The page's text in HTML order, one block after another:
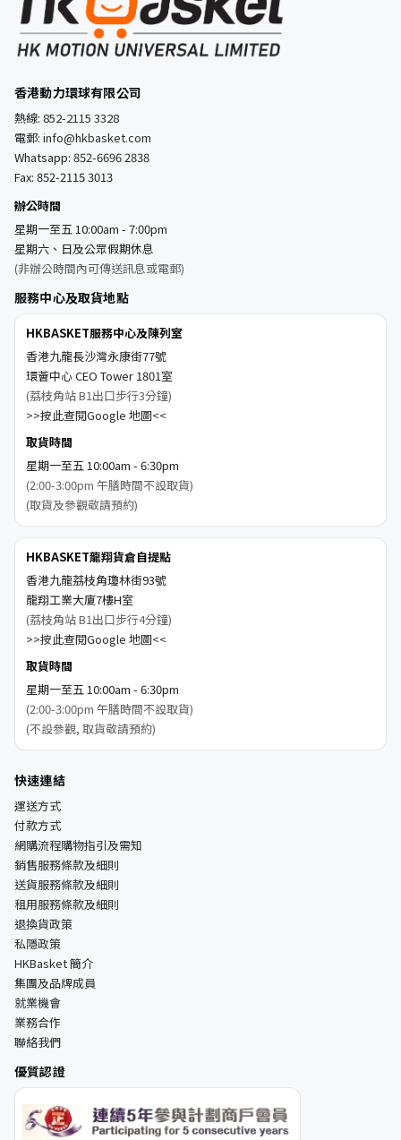
香港動力環球有限公司
熱線: 852-2115 3328
電郵: info@hkbasket.com
Whatsapp: 852-6696 2838
Fax: 852-2115 3013
辦公時間
星期一至五 10:00am - 7:00pm
星期六、日及公眾假期休息
(非辦公時間內可傳送訊息或電郵)
服務中心及取貨地點
HKBASKET服務中心及陳列室
香港九龍長沙灣永康街77號
環薈中心 CEO Tower 1801室
(荔枝角站 B1出口步行3分鐘)
>>按此查閱Google 地圖<<
取貨時間
星期一至五 10:00am - 6:30pm
(2:00-3:00pm 午膳時間不設取貨)
(取貨及參觀敬請預約)
HKBASKET龍翔貨倉自提點
香港九龍荔枝角瓊林街93號
龍翔工業大廈7樓H室
(荔枝角站 B1出口步行4分鐘)
>>按此查閱Google 地圖<<
取貨時間
星期一至五 10:00am - 6:30pm
(2:00-3:00pm 午膳時間不設取貨)
(不設參觀, 取貨敬請預約)
快速連結
運送方式
付款方式
網購流程購物指引及需知
銷售服務條款及細則
送貨服務條款及細則
租用服務條款及細則
退換貨政策
私隱政策
HKBasket 簡介
集團及品牌成員
就業機會
業務合作
聯絡我們
優質認證